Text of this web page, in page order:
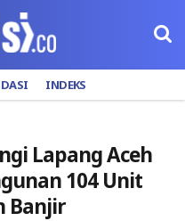
INDEKS
Lapang Aceh
104 Unit
Banjir